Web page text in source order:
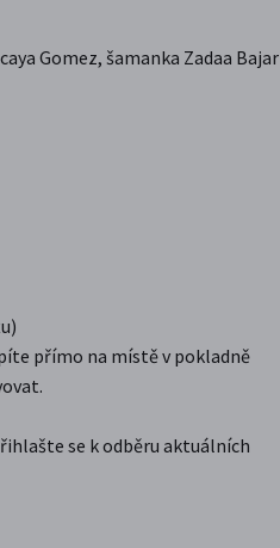
Gomez, šamanka Zadaa Bajar
přímo na místě v pokladně
se k odběru aktuálních